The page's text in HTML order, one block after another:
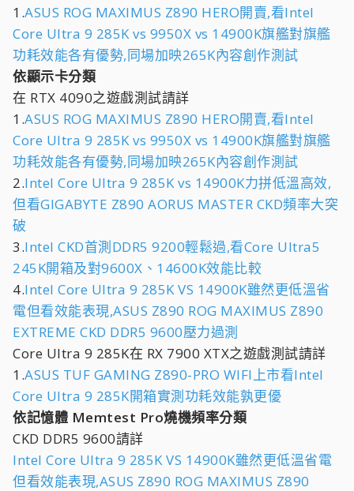
1.ASUS ROG MAXIMUS Z890 HERO開賣,看Intel
Core Ultra 9 285K vs 9950X vs 14900K旗艦對旗艦
功耗效能各有優勢,同場加映265K內容創作測試
依顯示卡分類
在 RTX 4090之遊戲測試請詳
1.ASUS ROG MAXIMUS Z890 HERO開賣,看Intel
Core Ultra 9 285K vs 9950X vs 14900K旗艦對旗艦
功耗效能各有優勢,同場加映265K內容創作測試
2.Intel Core Ultra 9 285K vs 14900K力拼低溫高效,
但看GIGABYTE Z890 AORUS MASTER CKD頻率大突
破
3.Intel CKD首測DDR5 9200輕鬆過,看Core Ultra5
245K開箱及對9600X、14600K效能比較
4.Intel Core Ultra 9 285K VS 14900K雖然更低溫省
電但看效能表現,ASUS Z890 ROG MAXIMUS Z890
EXTREME CKD DDR5 9600壓力過測
Core Ultra 9 285K在 RX 7900 XTX之遊戲測試請詳
1.ASUS TUF GAMING Z890-PRO WIFI上市看Intel
Core Ultra 9 285K開箱實測功耗效能孰更優
依記憶體 Memtest Pro燒機頻率分類
CKD DDR5 9600請詳
Intel Core Ultra 9 285K VS 14900K雖然更低溫省電
但看效能表現,ASUS Z890 ROG MAXIMUS Z890